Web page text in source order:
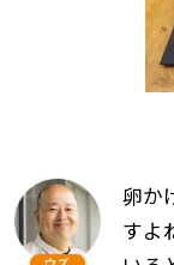
卵か
すよ